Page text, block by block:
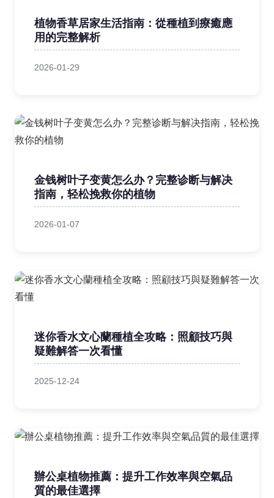
植物香草居家生活指南：從種植到療癒應
用的完整解析
2026-01-29
金钱树叶子变黄怎么办？完整诊断与解决
指南，轻松挽救你的植物
2026-01-07
迷你香水文心蘭種植全攻略：照顧技巧與
疑難解答一次看懂
2025-12-24
辦公桌植物推薦：提升工作效率與空氣品
質的最佳選擇